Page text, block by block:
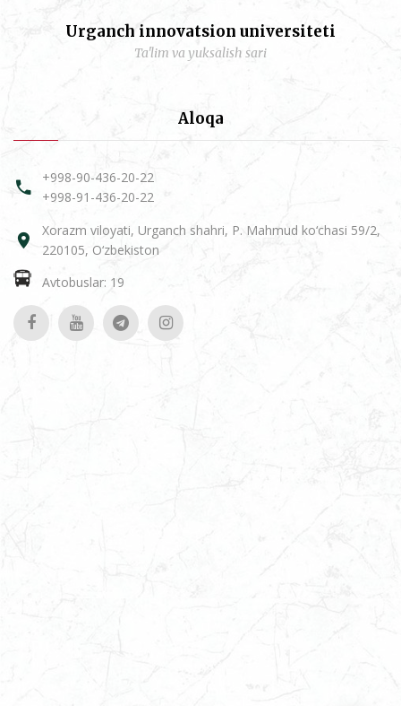
Urganch innovatsion universiteti
Ta'lim va yuksalish sari
Aloqa
+998-90-436-20-22
+998-91-436-20-22
Xorazm viloyati, Urganch shahri, P. Mahmud ko‘chasi 59/2,
220105, O‘zbekiston
Avtobuslar: 19